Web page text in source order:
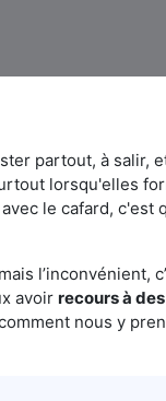
partout, à salir,
lorsqu'elles
le cafard, c'est
l’inconvénient,
avoir recours à
nous y